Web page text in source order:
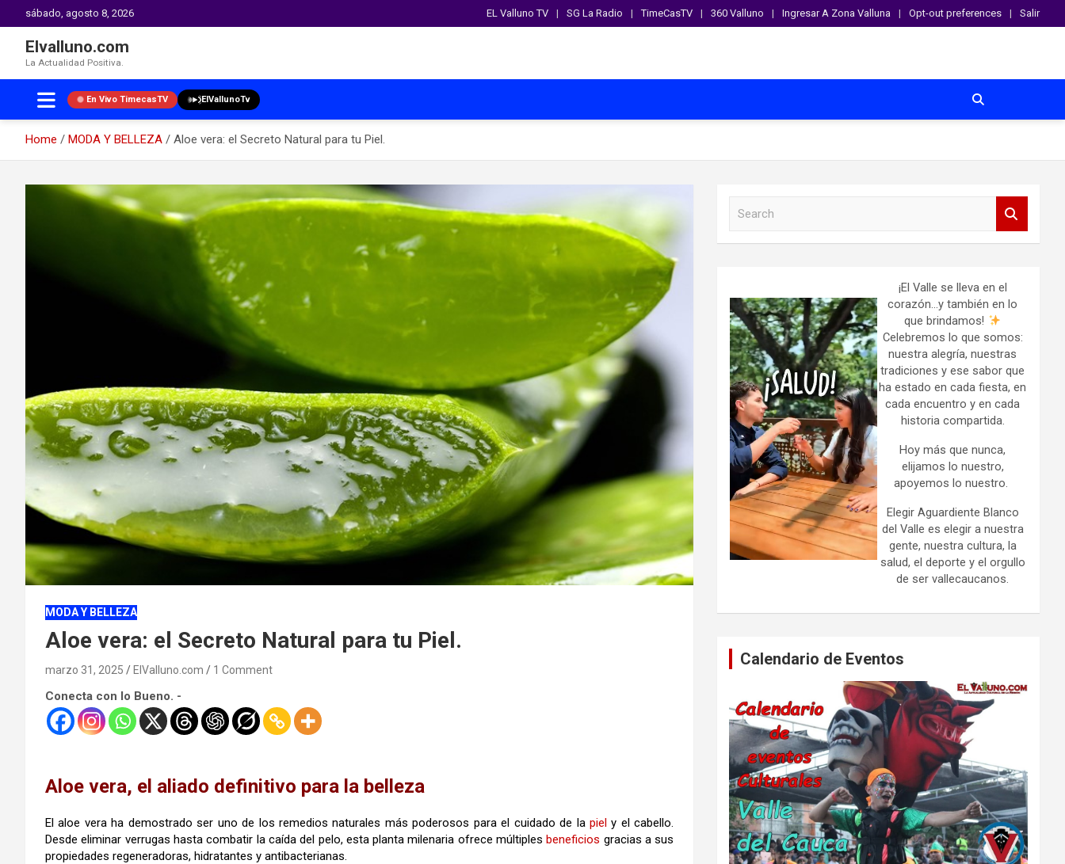
sábado, agosto 8, 2026 EL Valluno TV SG La Radio TimeCasTV 360 Valluno Ingresar A Zona Valluna Opt-out preferences Salir
Elvalluno.com
La Actualidad Positiva.
En Vivo TimecasTV ElVallunoTv
Home MODA Y BELLEZA
Aloe vera: el Secreto Natural para tu Piel.
MODA Y BELLEZA
Aloe vera: el Secreto Natural para tu Piel.
marzo 31, 2025 ElValluno.com 1 Comment
Conecta con lo Bueno. -
Aloe vera, el aliado definitivo para la belleza
El aloe vera ha demostrado ser uno de los remedios naturales más poderosos para el cuidado de la piel y el cabello.
Desde eliminar verrugas hasta combatir la caída del pelo, esta planta milenaria ofrece múltiplesbeneficios gracias a sus
propiedades regeneradoras, hidratantes y antibacterianas.
¡El Valle se lleva en el
corazón…y también en lo
que brindamos!
Celebremos lo que somos:
nuestra alegría, nuestras
tradiciones y ese sabor que
ha estado en cada fiesta, en
cada encuentro y en cada
historia compartida.
Hoy más que nunca,
elijamos lo nuestro,
apoyemos lo nuestro.
Elegir Aguardiente Blanco
del Valle es elegir a nuestra
gente, nuestra cultura, la
salud, el deporte y el orgullo
de ser vallecaucanos.
Calendario de Eventos